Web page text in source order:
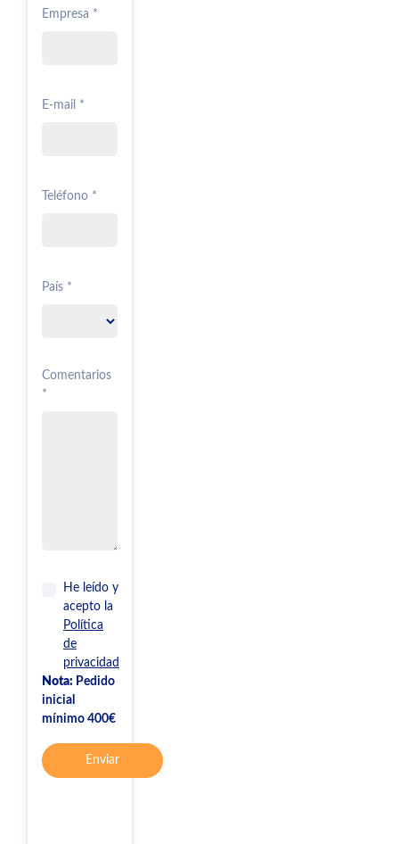
Empresa *
E-mail *
Teléfono *
País *
Comentarios
*
He leído y
acepto la
Política
de
privacidad
Nota: Pedido
inicial
mínimo 400€
Enviar